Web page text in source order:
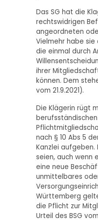
Das SG hat die
rechtswidrigen
angeordneten
Vielmehr habe
die einmal durch
ihrer
können. Dem
vom 21.9.2021).
Die Klägerin rügt
nach § 10 Abs 5
Kanzlei
seien, auch wenn
eine neue
unmittelbares
Württemberg
die Pflicht zur
Urteil des BSG